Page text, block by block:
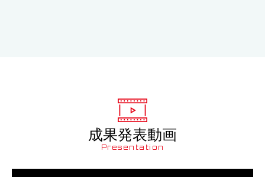
成果発表動画
Presentation